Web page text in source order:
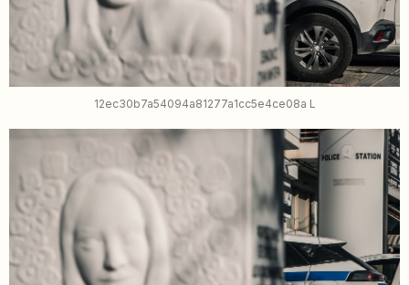
12ec30b7a54094a81277a1cc5e4ce08a L